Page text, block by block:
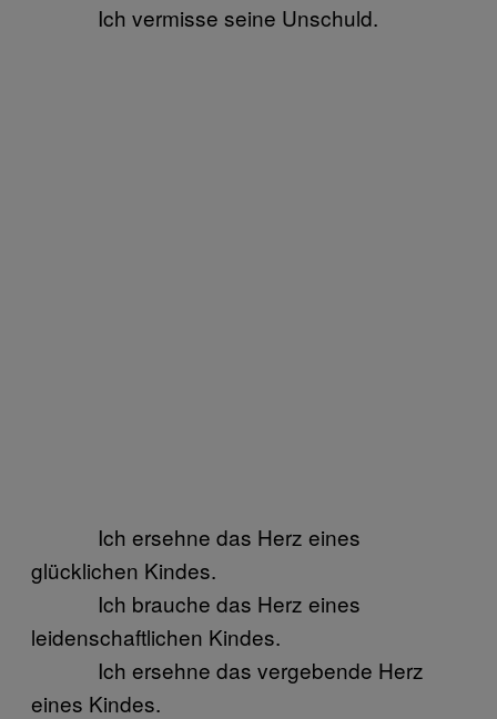
Ich vermisse seine Unschuld.
Ich ersehne das Herz eines
glücklichen Kindes.
Ich brauche das Herz eines
leidenschaftlichen Kindes.
Ich ersehne das vergebende Herz
eines Kindes.